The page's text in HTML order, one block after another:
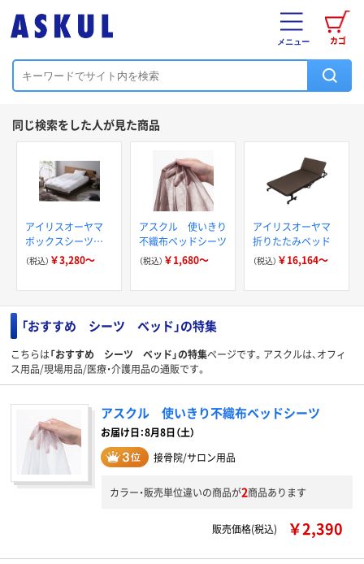
カゴ
メニュー
同じ検索をした人が見た商品
アイリスオーヤマ
ボックスシーツ
BXS-TCA
（税込） ￥3,280～
アスクル 使いきり
不織布ベッドシーツ
（税込） ￥1,680～
アイリスオーヤマ
折りたたみベッド
（税込） ￥16,164～
「おすすめ シーツ ベッド」の特集
こちらは「おすすめ シーツ ベッド」の特集ページです。アスクルは、オフィ
ス用品/現場用品/医療・介護用品の通販です。
アスクル 使いきり不織布ベッドシーツ
お届け日：8月8日（土）
接骨院/サロン用品
カラー・販売単位違いの商品が2商品あります
販売価格(税込) ￥2,390